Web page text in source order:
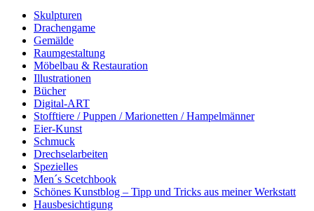
Skulpturen
Drachengame
Gemälde
Raumgestaltung
Möbelbau & Restauration
Illustrationen
Bücher
Digital-ART
Stofftiere / Puppen / Marionetten / Hampelmänner
Eier-Kunst
Schmuck
Drechselarbeiten
Spezielles
Men´s Scetchbook
Schönes Kunstblog – Tipp und Tricks aus meiner Werkstatt
Hausbesichtigung